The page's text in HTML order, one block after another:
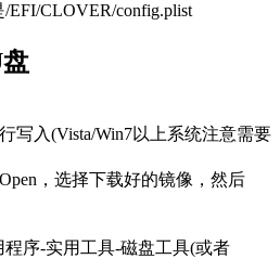
EFI/CLOVER/config.plist
写入(Vista/Win7以上系统注意需要
，选择下载好的镜像，然后
程序-实用工具-磁盘工具(或者